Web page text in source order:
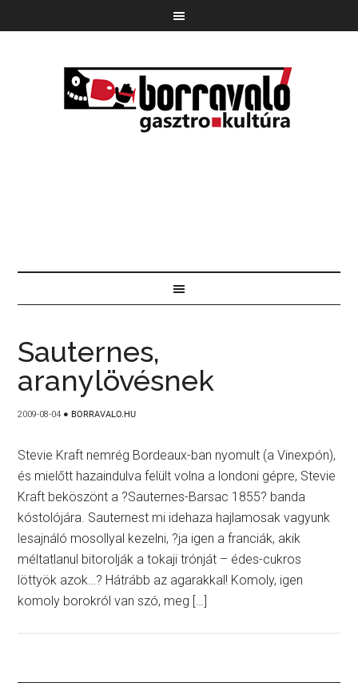
Sauternes,
aranylövésnek
2009-08-04 ● BORRAVALO.HU
Stevie Kraft nemrég Bordeaux-ban nyomult (a Vinexpón),
és mielőtt hazaindulva felült volna a londoni gépre, Stevie
Kraft beköszönt a ?Sauternes-Barsac 1855? banda
kóstolójára. Sauternest mi idehaza hajlamosak vagyunk
lesajnáló mosollyal kezelni, ?ja igen a franciák, akik
méltatlanul bitorolják a tokaji trónját – édes-cukros
löttyök azok…? Hátrább az agarakkal! Komoly, igen
komoly borokról van szó, meg […]